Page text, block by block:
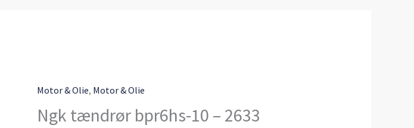
Motor & Olie, Motor & Olie
Ngk tændrør bpr6hs-10 – 2633